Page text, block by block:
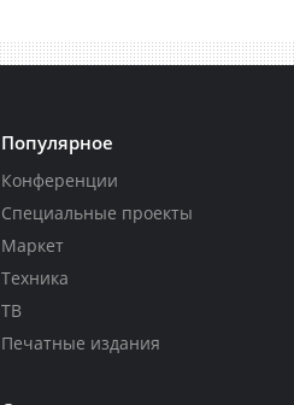
Популярное
Конференции
Специальные проекты
Маркет
Техника
ТВ
Печатные издания